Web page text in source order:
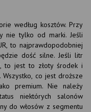
według kosztów. Przy
nie tylko od marki. Jeśli
to najprawdopodobniej
dość silne. Jeśli litr
to jest to złoty środek i
co jest droższe
premium. Nie należy
niektórych salonów
do włosów z segmentu